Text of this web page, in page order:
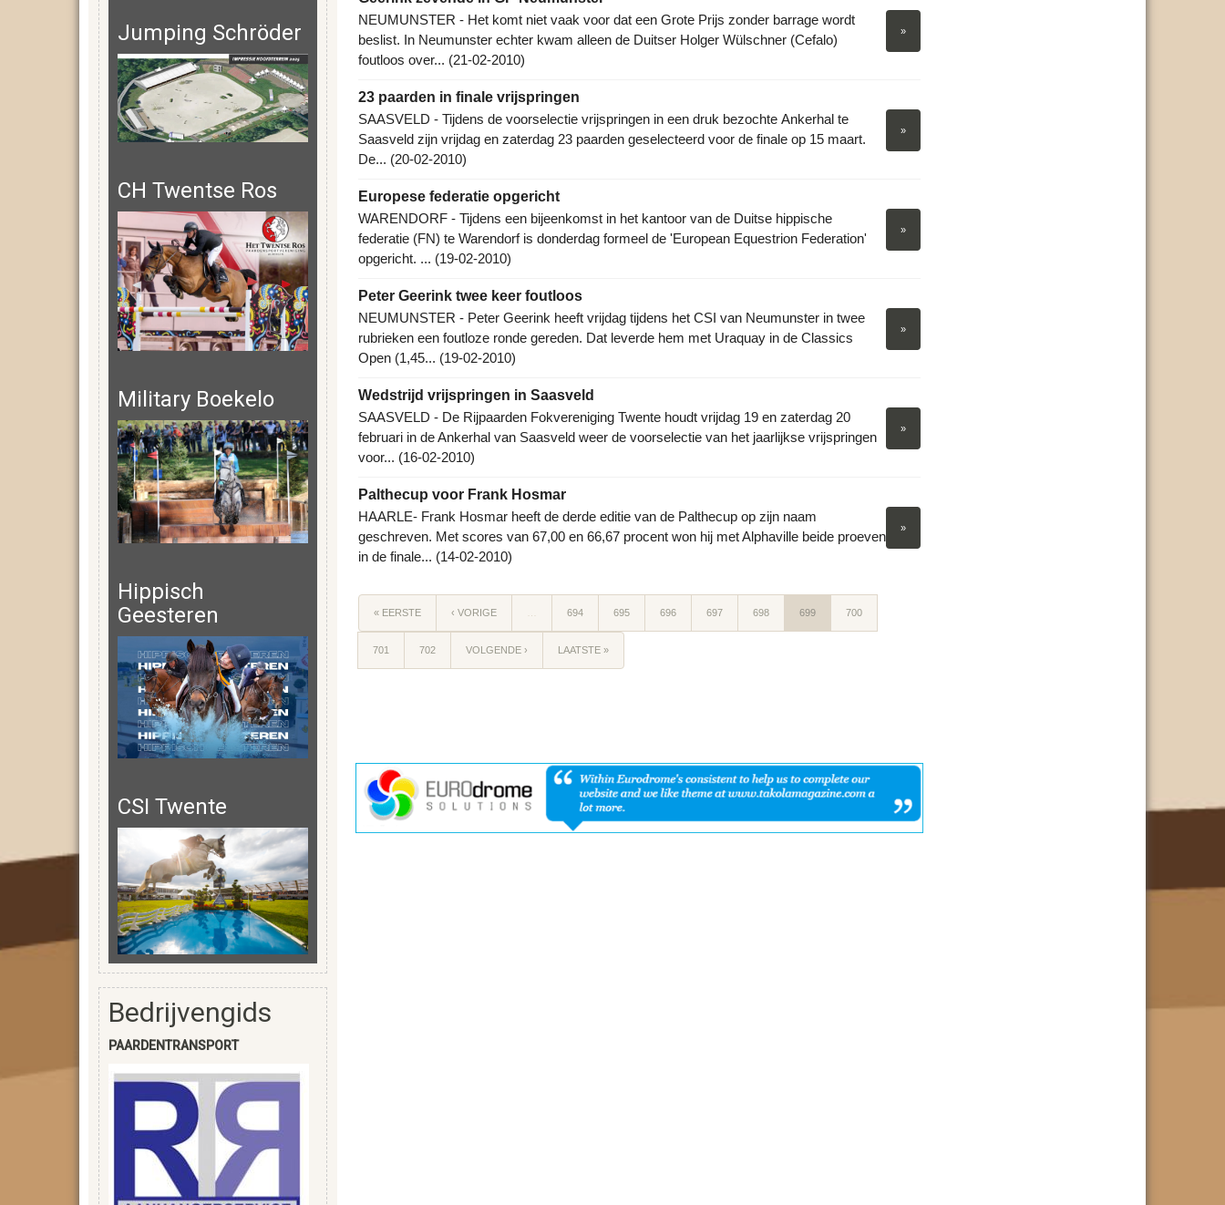
Jumping Schröder
CH Twentse Ros
Military Boekelo
Hippisch
Geesteren
CSI Twente
Bedrijvengids
PAARDENTRANSPORT PAARDENTRANSPORT
Roelofsen Raalte Horsetrucks
»
NEUMUNSTER - Het komt niet vaak voor dat een Grote Prijs zonder barrage wordt
beslist. In Neumunster echter kwam alleen de Duitser Holger Wülschner (Cefalo)
foutloos over... (21-02-2010)
23 paarden in finale vrijspringen
»
SAASVELD - Tijdens de voorselectie vrijspringen in een druk bezochte Ankerhal te
Saasveld zijn vrijdag en zaterdag 23 paarden geselecteerd voor de finale op 15 maart.
De... (20-02-2010)
Europese federatie opgericht
»
WARENDORF - Tijdens een bijeenkomst in het kantoor van de Duitse hippische
federatie (FN) te Warendorf is donderdag formeel de 'European Equestrion Federation'
opgericht. ... (19-02-2010)
Peter Geerink twee keer foutloos
»
NEUMUNSTER - Peter Geerink heeft vrijdag tijdens het CSI van Neumunster in twee
rubrieken een foutloze ronde gereden. Dat leverde hem met Uraquay in de Classics
Open (1,45... (19-02-2010)
Wedstrijd vrijspringen in Saasveld
»
SAASVELD - De Rijpaarden Fokvereniging Twente houdt vrijdag 19 en zaterdag 20
februari in de Ankerhal van Saasveld weer de voorselectie van het jaarlijkse vrijspringen
voor... (16-02-2010)
Palthecup voor Frank Hosmar
»
HAARLE- Frank Hosmar heeft de derde editie van de Palthecup op zijn naam
geschreven. Met scores van 67,00 en 66,67 procent won hij met Alphaville beide proeven
in de finale... (14-02-2010)
« EERSTE ‹ VORIGE 694 695 696 697 698 699 700
701 702 VOLGENDE › LAATSTE »